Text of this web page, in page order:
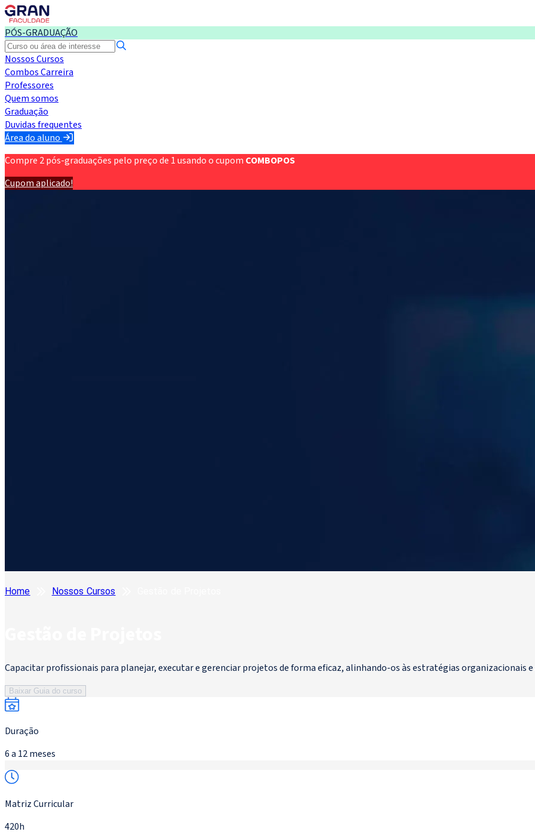
PÓS-GRADUAÇÃO
Nossos Cursos
Combos Carreira
Professores
Quem somos
Graduação
Duvidas frequentes
Área do aluno
Compre 2 pós-graduações pelo preço de 1 usando o cupom COMBOPOS
Cupom aplicado!
Home Nossos Cursos
Capacitar profissionais para planejar, executar e gerenciar projetos de forma eficaz, alinhando-os às estratégias organizacionais
Baixar Guia do curso
Duração
6 a 12 meses
Matriz Curricular
420h